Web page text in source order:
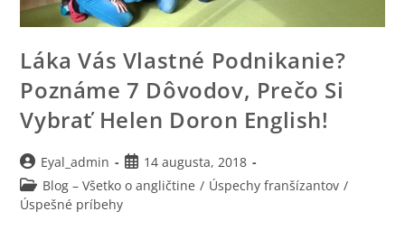
Láka Vás Vlastné Podnikanie?
Poznáme 7 Dôvodov, Prečo Si
Vybrať Helen Doron English!
Eyal_admin
14 augusta, 2018
Blog – Všetko o angličtine / Úspechy franšízantov /
Úspešné príbehy